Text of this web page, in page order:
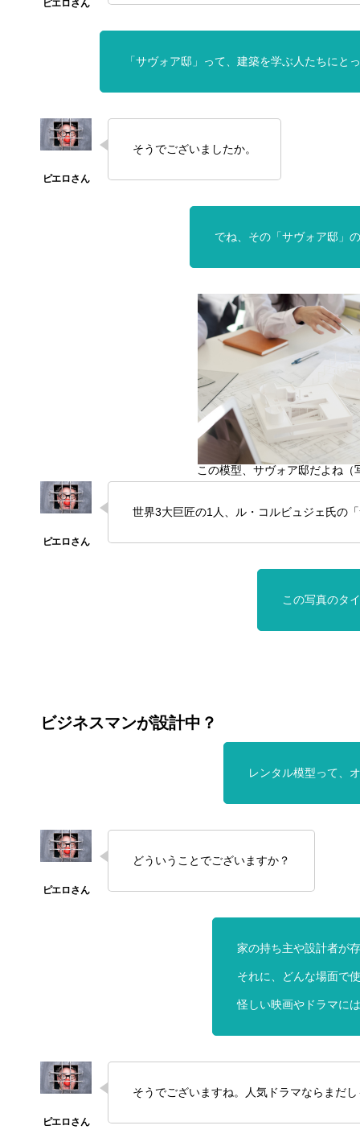
「サヴォア邸」って、建築を学ぶ人たちにと
そうでございましたか。
でね、その「サヴォア邸」
この模型、サヴォア邸だよね（
世界3大巨匠の1人、ル・コルビュジェ氏の
この写真のタ
ビジネスマンが設計中？
レンタル模型って、
どういうことでございますか？
家の持ち主や設計者が
それに、どんな場面で
怪しい映画やドラマに
そうでございますね。人気ドラマならまだし